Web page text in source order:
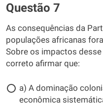
Questão 7
As consequências da
populações africanas
Sobre os impactos
correto afirmar que:
a) A dominação
econômica